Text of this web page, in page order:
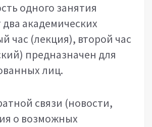
одного занятия
два академических
час (лекция), второй час
предназначен для
лиц.
связи (новости,
о возможных